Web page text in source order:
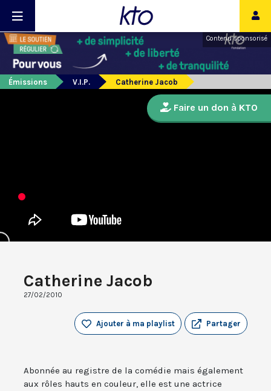
Contenu sponsorisé
Émissions V.I.P. Catherine Jacob
Catherine Jacob
27/02/2010
Partager
Ajouter à ma playlist
Abonnée au registre de la comédie mais également
aux rôles hauts en couleur, elle est une actrice
Faire un don à KTO